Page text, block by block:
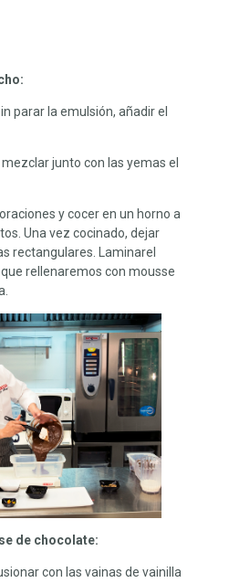
parar la emulsión, añadir el
junto con las yemas el
y cocer en un horno a
Una vez cocinado, dejar
rectangulares. Laminarel
rellenaremos con mousse
de chocolate:
con las vainas de vainilla